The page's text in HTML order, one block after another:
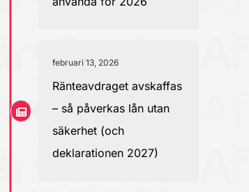
februari 13, 2026
Ränteavdraget avskaffas
– så påverkas lån utan
säkerhet (och
deklarationen 2027)